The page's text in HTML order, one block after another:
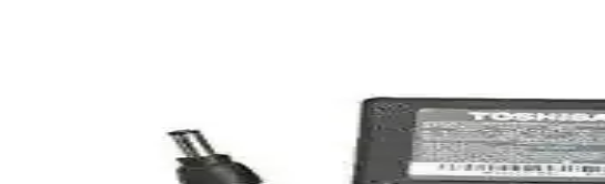
Eyfel Efs-2500, 250W güç çıkışıyla temel bilgisayar ihtiyaçlarına uygun, fanlı
HP 255 G8 Dizüstü Bilgisayar İncelemesi: Günlük Kullanım